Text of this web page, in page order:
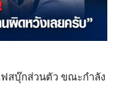
สบุ๊กส่วนตัว ขณะกำลัง